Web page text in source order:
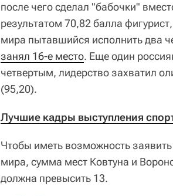
после чего сделал "бабочки"
результатом 70,82 балла
мира пытавшийся исполнить два
занял 16-е место. Еще один
четвертым, лидерство захватил
(95,20).
Лучшие кадры выступления
Чтобы иметь возможность
мира, сумма мест Ковтуна и
должна превысить 13.